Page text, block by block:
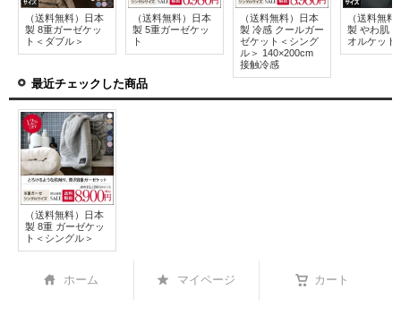
（送料無料）日本
製 8重ガーゼケッ
ト＜ダブル＞
（送料無料）日本
製 5重ガーゼケッ
ト
（送料無料）日本
製 冷感 クールガー
ゼケット＜シング
ル＞ 140×200cm
接触冷感
（送料無料
製 やわ肌
オルケット
最近チェックした商品
（送料無料）日本
製 8重 ガーゼケッ
ト＜シングル＞
ホーム マイページ カート